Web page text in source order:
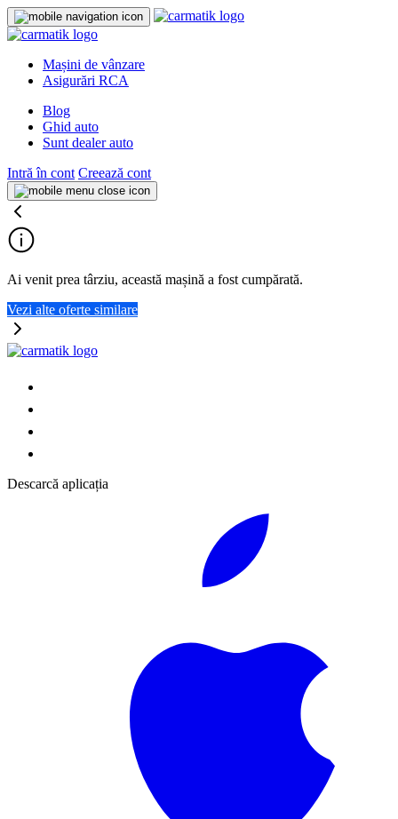
Mașini de vânzare
Asigurări RCA
Blog
Ghid auto
Sunt dealer auto
Intră în cont Creează cont
Ai venit prea târziu, această mașină a fost cumpărată.
Vezi alte oferte similare
Descarcă aplicația